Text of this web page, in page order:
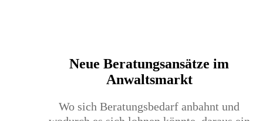
Neue Beratungsansätze im
Anwaltsmarkt
Wo sich Beratungsbedarf anbahnt und